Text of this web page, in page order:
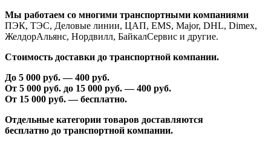
Мы работаем со многими транспортными компаниями
ПЭК, ТЭС, Деловые линии, ЦАП, EMS, Major, DHL, Dimex,
ЖелдорАльянс, Нордвилл, БайкалСервис и другие.
Стоимость доставки до транспортной компании.
До 5 000 руб. —400 руб.
От 5 000 руб. до 15 000 руб. —400 руб.
От 15 000 руб. — бесплатно.
Отдельные категории товаров доставляются
бесплатно до транспортной компании.